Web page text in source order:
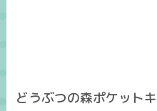
どうぶつの森ポケット